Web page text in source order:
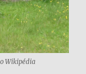
Wikipédia